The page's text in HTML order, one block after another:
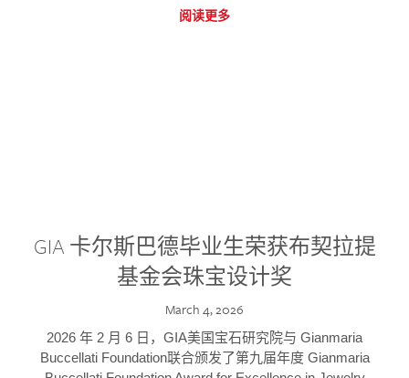
阅读更多
GIA 卡尔斯巴德毕业生荣获布契拉提
基金会珠宝设计奖
March 4, 2026
2026 年 2 月 6 日，GIA美国宝石研究院与 Gianmaria
Buccellati Foundation联合颁发了第九届年度 Gianmaria